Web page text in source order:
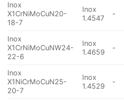
Inox
X1CrNiMoCuN20-
18-7
Inox
1.4547
-
Inox
X1CrNiMoCuNW24-
22-6
Inox
1.4659
-
Inox
X1NiCrMoCuN25-
20-7
Inox
1.4529
-